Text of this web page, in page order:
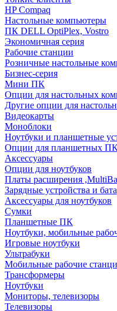
HP Compaq
Настольные компьютеры
ПК DELL OptiPlex, Vostro
Экономичная серия
Рабочие станции
Розничные настольные
Бизнес-серия
Мини ПК
Опции для настольных
Другие опции для
Видеокарты
Моноблоки
Ноутбуки и планшетные
Опции для планшетных
Аксессуары
Опции для ноутбуков
Платы расширения
Зарядные устройства и
Аксессуары для ноутбуков
Сумки
Планшетные ПК
Ноутбуки, мобильные
Игровые ноутбуки
Ультрабуки
Мобильные рабочие
Трансформеры
Ноутбуки
Мониторы, телевизоры
Телевизоры